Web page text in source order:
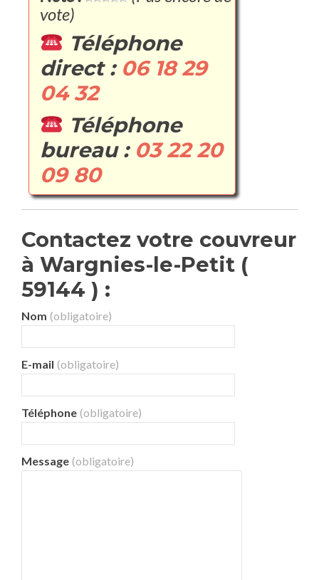
vote)
Téléphone
direct : 06 18 29
04 32
Téléphone
bureau : 03 22 20
09 80
Contactez votre couvreur
à Wargnies-le-Petit (
59144 ) :
Nom (obligatoire)
E-mail (obligatoire)
Téléphone (obligatoire)
Message (obligatoire)